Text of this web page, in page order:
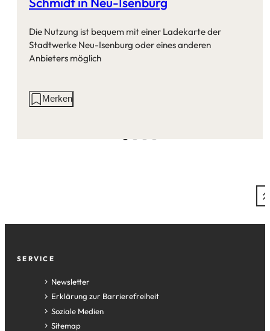
Die Nutzung ist bequem mit einer Ladekarte der
Stadtwerke Neu-Isenburg oder eines anderen
Anbieters möglich
AktionenMerken
Fußzeile
SERVICE
Newsletter
Erklärung zur Barrierefreiheit
Soziale Medien
Sitemap